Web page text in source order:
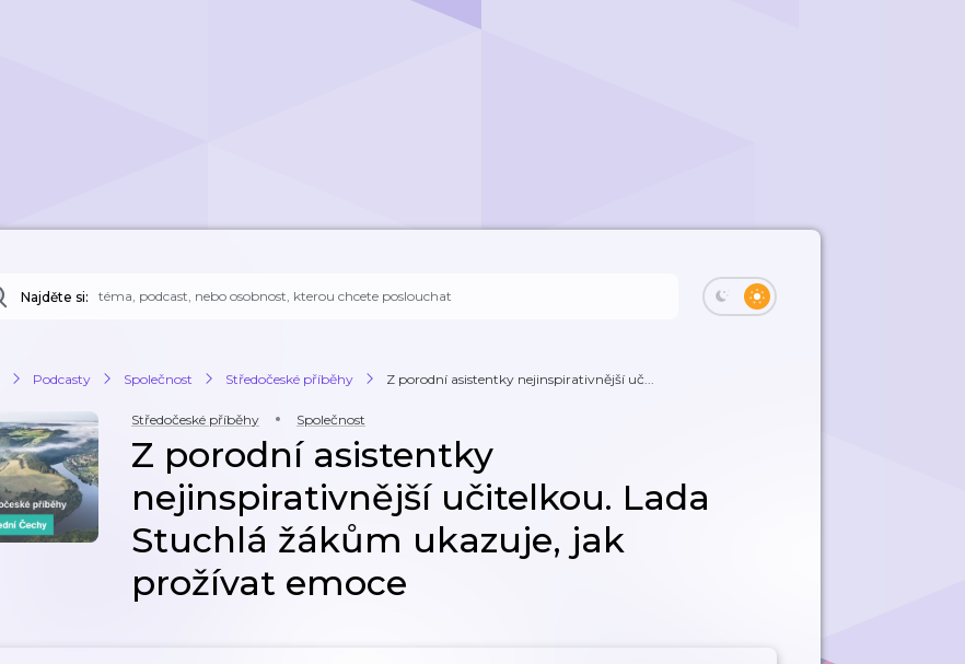
Najděte si:
Podcasty Společnost Středočeské příběhy Z porodní asistentky nejinspirativnější uč...
Středočeské příběhy Společnost
Z porodní asistentky
nejinspirativnější učitelkou. Lada
Stuchlá žákům ukazuje, jak
prožívat emoce